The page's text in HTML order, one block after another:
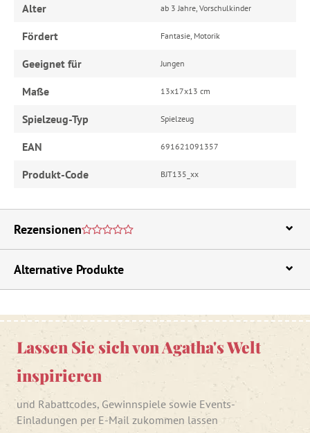
Alter ab 3 Jahre, Vorschulkinder
Fördert Fantasie, Motorik
Geeignet für Jungen
Maße 13x17x13 cm
Spielzeug-Typ Spielzeug
EAN 691621091357
Produkt-Code BJT135_xx
Rezensionen
Alternative Produkte
Lassen Sie sich von Agatha's Welt
inspirieren
und Rabattcodes, Gewinnspiele sowie Events-
Einladungen per E-Mail zukommen lassen